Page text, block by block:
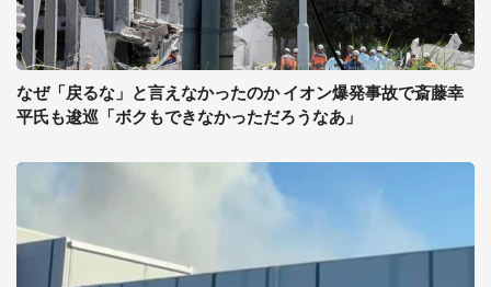
なぜ「戻るな」と言えなかったのか イオン爆発事故で斎藤幸
平氏も逡巡「ボクもできなかっただろうなあ」